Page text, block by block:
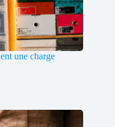
une charge